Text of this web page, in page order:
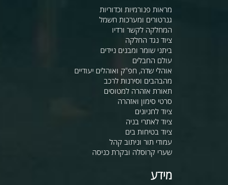
מראות פנורמיות וכדוריות
גנרטורים ומערכות חשמל
המחלקה לקשר ורדיו
ציוד נגד החלקה
ביתני שומר ומבנים ניידים
עולם החבלים
אוהלי שדה, חפ"ק ואוהלים יעודיים
מהבהבים וסירנות לרכב
תאורת אזהרה למטוסים
סרטי סימון ואזהרה
ציוד לחניונים
ציוד לאתרי בניה
ציוד בטיחות בים
עמודי תור וניתוב קהל
שערי קרוסלה ובקרת כניסה
מידע